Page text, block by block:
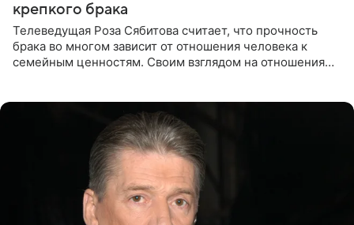
крепкого брака
Телеведущая Роза Сябитова считает, что прочность
брака во многом зависит от отношения человека к
семейным ценностям. Своим взглядом на отношения